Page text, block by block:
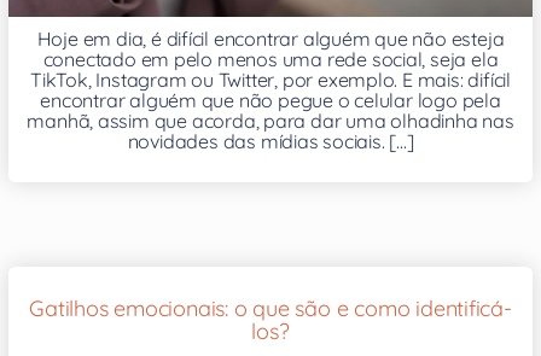
Hoje em dia, é difícil encontrar alguém que não esteja
conectado em pelo menos uma rede social, seja ela
TikTok, Instagram ou Twitter, por exemplo. E mais: difícil
encontrar alguém que não pegue o celular logo pela
manhã, assim que acorda, para dar uma olhadinha nas
novidades das mídias sociais. [...]
Gatilhos emocionais: o que são e como identificá-
los?